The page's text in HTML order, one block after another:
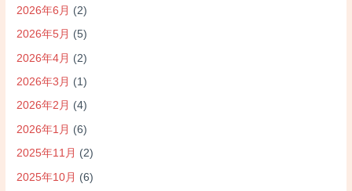
2026年6月 (2)
2026年5月 (5)
2026年4月 (2)
2026年3月 (1)
2026年2月 (4)
2026年1月 (6)
2025年11月 (2)
2025年10月 (6)